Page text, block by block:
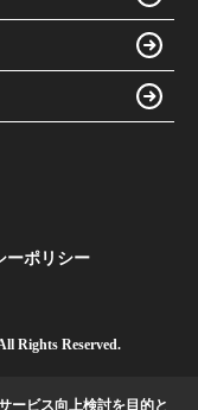
ーポリシー
Rights Reserved.
ービス向上検討を目的と